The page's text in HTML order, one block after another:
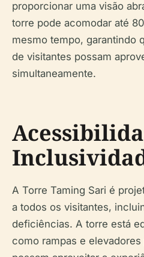
proporcionar uma visão
torre pode acomodar até
mesmo tempo, garantindo
de visitantes possam
simultaneamente.
A Torre Taming Sari é
a todos os visitantes,
deficiências. A torre está
como rampas e